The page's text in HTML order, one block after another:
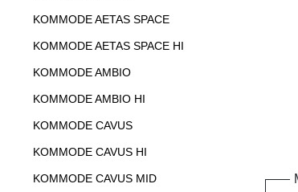
KOMMODE AETAS SPACE
KOMMODE AETAS SPACE HI
KOMMODE AMBIO
KOMMODE AMBIO HI
KOMMODE CAVUS
KOMMODE CAVUS HI
KOMMODE CAVUS MID